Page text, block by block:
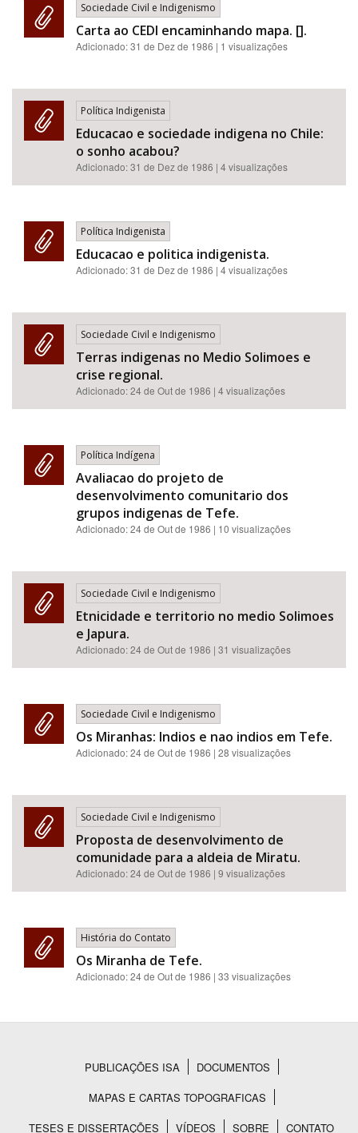
Sociedade Civil e Indigenismo
Carta ao CEDI encaminhando mapa. [].
Adicionado:31 de Dez de 1986 | 1 visualizações
Política Indigenista
Educacao e sociedade indigena no Chile:
o sonho acabou?
Adicionado:31 de Dez de 1986 | 4 visualizações
Política Indigenista
Educacao e politica indigenista.
Adicionado:31 de Dez de 1986 | 4 visualizações
Sociedade Civil e Indigenismo
Terras indigenas no Medio Solimoes e
crise regional.
Adicionado:24 de Out de 1986 | 4 visualizações
Política Indígena
Avaliacao do projeto de
desenvolvimento comunitario dos
grupos indigenas de Tefe.
Adicionado:24 de Out de 1986 | 10 visualizações
Sociedade Civil e Indigenismo
Etnicidade e territorio no medio Solimoes
e Japura.
Adicionado:24 de Out de 1986 | 31 visualizações
Sociedade Civil e Indigenismo
Os Miranhas: Indios e nao indios em Tefe.
Adicionado:24 de Out de 1986 | 28 visualizações
Sociedade Civil e Indigenismo
Proposta de desenvolvimento de
comunidade para a aldeia de Miratu.
Adicionado:24 de Out de 1986 | 9 visualizações
História do Contato
Os Miranha de Tefe.
Adicionado:24 de Out de 1986 | 33 visualizações
Rodapé
PUBLICAÇÕES ISA
DOCUMENTOS
MAPAS E CARTAS TOPOGRAFICAS
TESES E DISSERTAÇÕES
VÍDEOS SOBRE CONTATO